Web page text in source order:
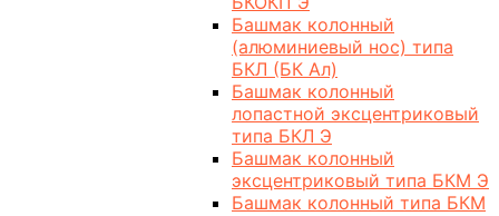
Башмак колонный
(алюминиевый нос) типа
БКЛ (БК Ал)
Башмак колонный
лопастной эксцентриковый
типа БКЛ Э
Башмак колонный
эксцентриковый типа БКМ Э
Башмак колонный типа БКМ